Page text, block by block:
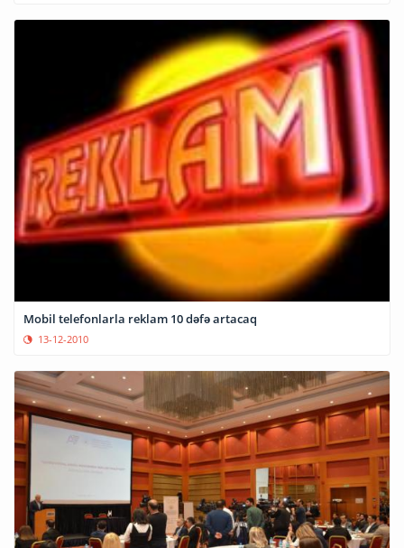
Mobil telefonlarla reklam 10 dəfə artacaq
13-12-2010